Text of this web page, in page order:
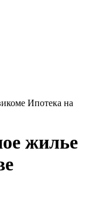
Ипотека на
жилье